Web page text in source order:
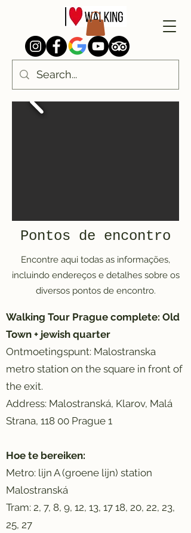
Pontos de encontro
Encontre aqui todas as informações,
incluindo endereços e detalhes sobre os
diversos pontos de encontro.
Walking Tour Prague complete: Old
Town + jewish quarter
Ontmoetingspunt: Malostranska
metro station on the square in front of
the exit.
Address: Malostranská, Klarov, Malá
Strana, 118 00 Prague 1
Hoe te bereiken:
Metro: lijn A (groene lijn) station
Malostranská
Tram: 2, 7, 8, 9, 12, 13, 17 18, 20, 22, 23,
25, 27